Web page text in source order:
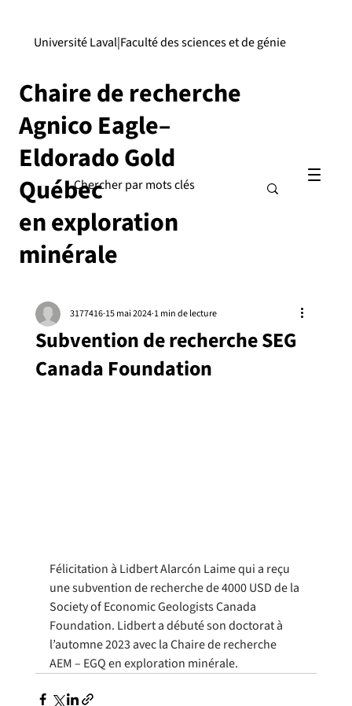
Chaire de recherche
Agnico Eagle–
Eldorado Gold
Québec
en exploration
minérale
|
Université Laval Faculté des sciences et de génie
Subvention de recherche SEG
Canada Foundation
317741615 mai 20241 min de lecture
Félicitation à Lidbert Alarcón Laime qui a reçu
une subvention de recherche de 4000 USD de la
Society of Economic Geologists Canada
Foundation. Lidbert a débuté son doctorat à
l’automne 2023 avec la Chaire de recherche
AEM – EGQ en exploration minérale.